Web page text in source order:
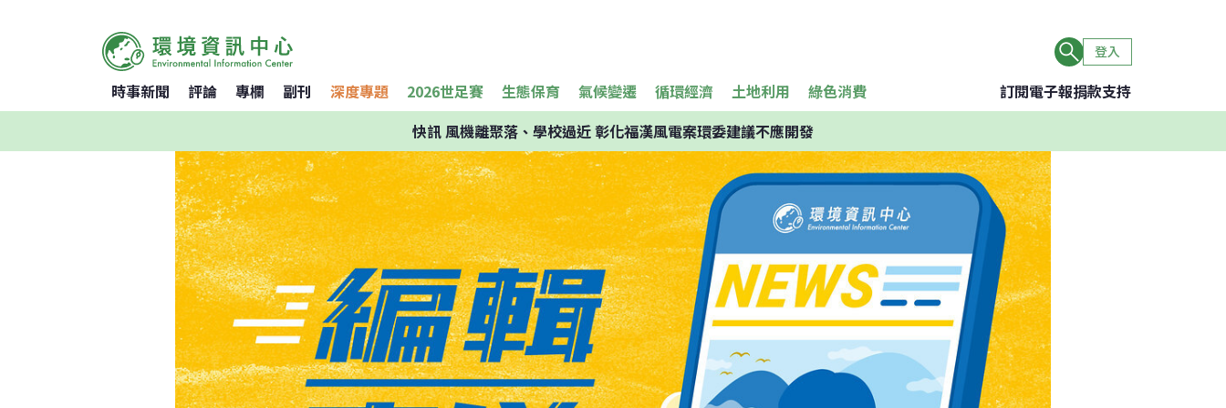
登入
時事新聞 評論 專欄 副刊 深度專題 2026世足賽 生態保育 氣候變遷 循環經濟 土地利用 綠色消費 訂閱電子報捐款支持
快訊風機離聚落、學校過近 彰化福漢風電案環委建議不應開發